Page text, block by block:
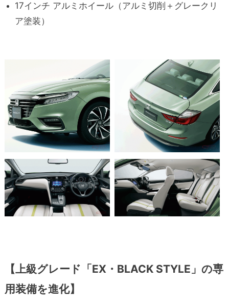
17インチ アルミホイール（アルミ切削＋グレークリ
ア塗装）
【上級グレード「EX・BLACK STYLE」の専
用装備を進化】